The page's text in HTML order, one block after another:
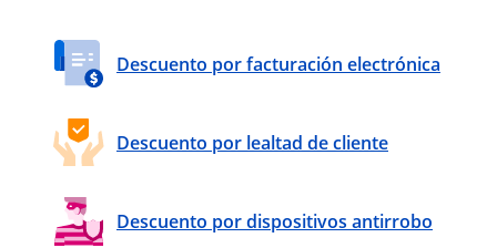
Descuento por facturación electrónica
Descuento por lealtad de cliente
Descuento por dispositivos antirrobo